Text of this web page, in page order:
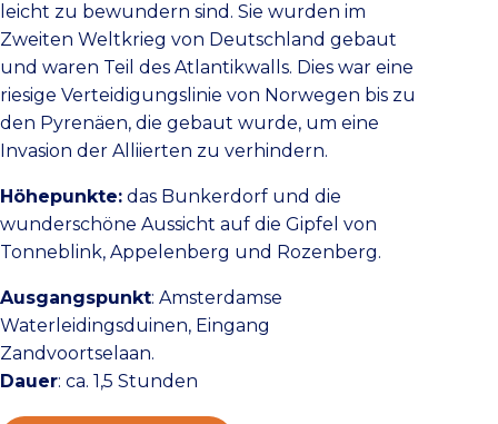
leicht zu bewundern sind. Sie wurden im
Zweiten Weltkrieg von Deutschland gebaut
und waren Teil des Atlantikwalls. Dies war eine
riesige Verteidigungslinie von Norwegen bis zu
den Pyrenäen, die gebaut wurde, um eine
Invasion der Alliierten zu verhindern.
Höhepunkte: das Bunkerdorf und die
wunderschöne Aussicht auf die Gipfel von
Tonneblink, Appelenberg und Rozenberg.
Ausgangspunkt: Amsterdamse
Waterleidingsduinen, Eingang
Zandvoortselaan.
Dauer: ca. 1,5 Stunden